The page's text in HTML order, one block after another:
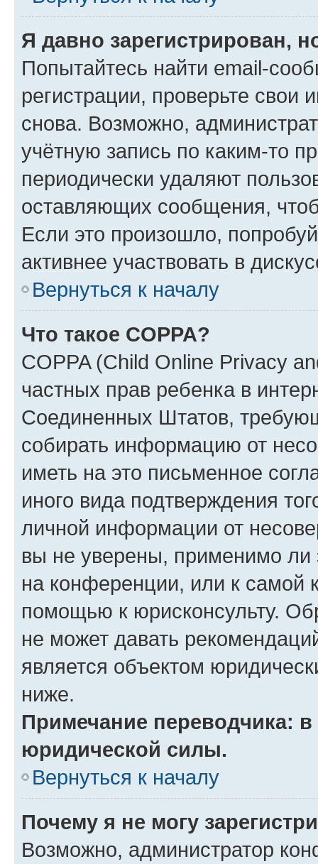
Я давно зарегистрирован,
Попытайтесь найти email-
регистрации, проверьте свои
снова. Возможно,
учётную запись по каким-то
периодически удаляют
оставляющих сообщения,
Если это произошло,
активнее участвовать в
Вернуться к началу
Что такое COPPA?
COPPA (Child Online Privacy
частных прав ребенка в
Соединенных Штатов,
собирать информацию от
иметь на это письменное
иного вида подтверждения
личной информации от
вы не уверены, применимо ли
на конференции, или к самой
помощью к юрисконсульту.
не может давать
является объектом
ниже.
Примечание переводчика:
юридической силы.
Вернуться к началу
Почему я не могу
Возможно, администратор